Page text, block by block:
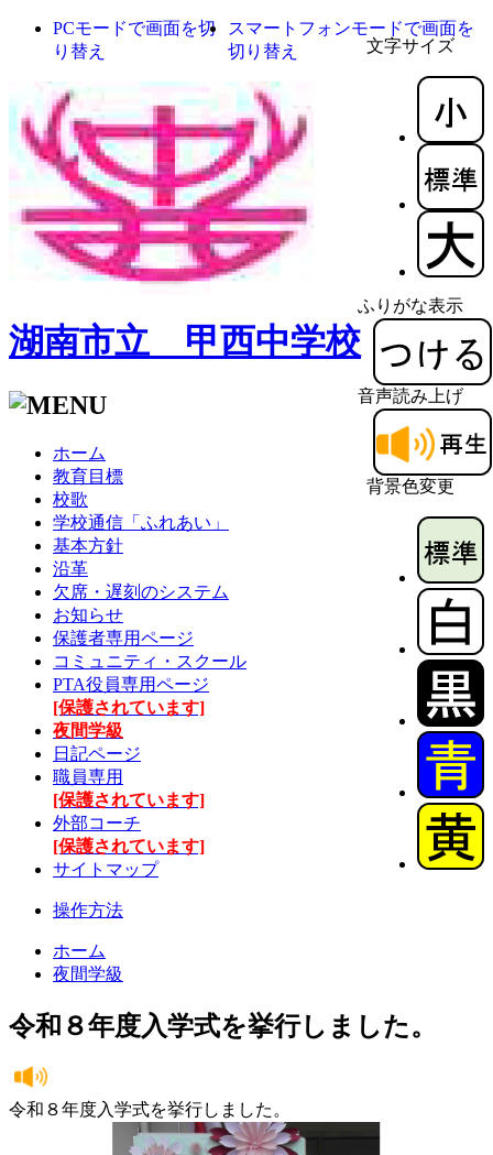
文字サイズ
ふりがな表示
音声読み上げ
背景色変更
PCモードで画面を切
り替え
スマートフォンモードで画面を
切り替え
湖南市立 甲西中学校
ホーム
教育目標
校歌
学校通信「ふれあい」
基本方針
沿革
欠席・遅刻のシステム
お知らせ
保護者専用ページ
コミュニティ・スクール
PTA役員専用ページ
[保護されています]
夜間学級
日記ページ
職員専用
[保護されています]
外部コーチ
[保護されています]
サイトマップ
操作方法
ホーム
夜間学級
令和８年度入学式を挙行しました。
令和８年度入学式を挙行しました。